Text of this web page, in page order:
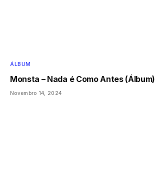
ÁLBUM
Monsta – Nada é Como Antes (Álbum)
Novembro 14, 2024